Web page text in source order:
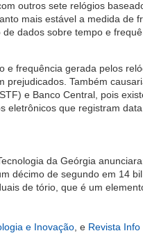
outros sete relógios
mais estável a medida de
dados sobre tempo e
e frequência gerada pelos
prejudicados. Também
e Banco Central, pois
eletrônicos que registram
da Geórgia
décimo de segundo em 14
de tório, que é um
e Inovação , e Revista Info